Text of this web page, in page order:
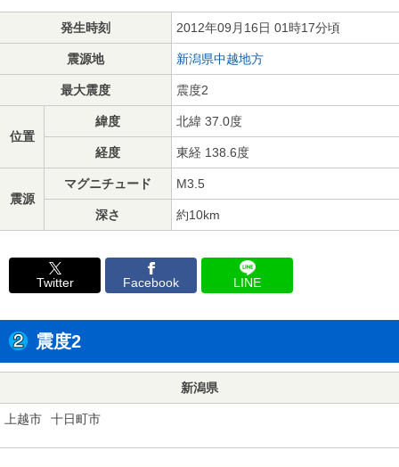
発生時刻 2012年09月16日 01時17分頃
震源地 新潟県中越地方
最大震度 震度2
位置
緯度 北緯 37.0度
経度 東経 138.6度
震源
マグニチュード M3.5
深さ 約10km
Twitter Facebook LINE
震度2
新潟県
上越市 十日町市